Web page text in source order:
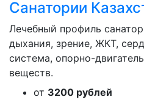
Санатории
Лечебный профиль
дыхания, зрение, ЖКТ,
система, опорно-
веществ.
от 3200 рублей